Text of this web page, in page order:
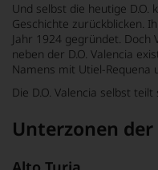
Und selbst die heutige
Geschichte zurückblicken.
Jahr 1924 gegründet. Doch
neben der D.O. Valencia
Namens mit Utiel-Requena
Die D.O. Valencia selbst
Unterzonen der